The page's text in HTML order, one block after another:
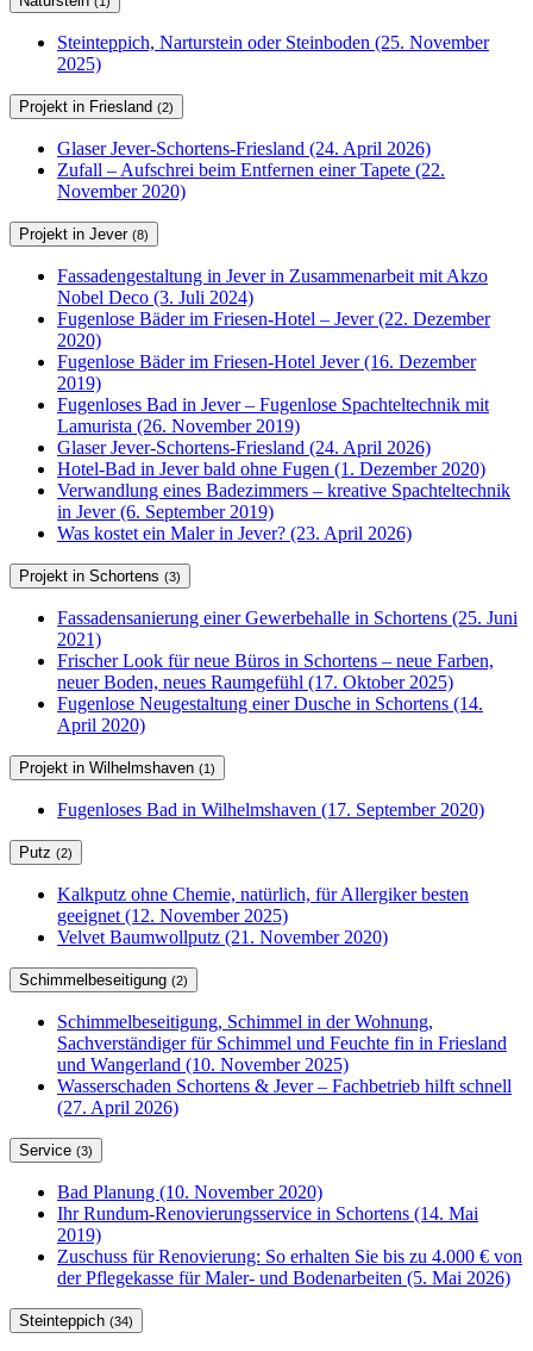
Steinteppich, Narturstein oder Steinboden (25. November
2025)
Projekt in Friesland (2)
Glaser Jever-Schortens-Friesland (24. April 2026)
Zufall – Aufschrei beim Entfernen einer Tapete (22.
November 2020)
Projekt in Jever (8)
Fassadengestaltung in Jever in Zusammenarbeit mit Akzo
Nobel Deco (3. Juli 2024)
Fugenlose Bäder im Friesen-Hotel – Jever (22. Dezember
2020)
Fugenlose Bäder im Friesen-Hotel Jever (16. Dezember
2019)
Fugenloses Bad in Jever – Fugenlose Spachteltechnik mit
Lamurista (26. November 2019)
Glaser Jever-Schortens-Friesland (24. April 2026)
Hotel-Bad in Jever bald ohne Fugen (1. Dezember 2020)
Verwandlung eines Badezimmers – kreative Spachteltechnik
in Jever (6. September 2019)
Was kostet ein Maler in Jever? (23. April 2026)
Projekt in Schortens (3)
Fassadensanierung einer Gewerbehalle in Schortens (25. Juni
2021)
Frischer Look für neue Büros in Schortens – neue Farben,
neuer Boden, neues Raumgefühl (17. Oktober 2025)
Fugenlose Neugestaltung einer Dusche in Schortens (14.
April 2020)
Projekt in Wilhelmshaven (1)
Fugenloses Bad in Wilhelmshaven (17. September 2020)
Putz (2)
Kalkputz ohne Chemie, natürlich, für Allergiker besten
geeignet (12. November 2025)
Velvet Baumwollputz (21. November 2020)
Schimmelbeseitigung (2)
Schimmelbeseitigung, Schimmel in der Wohnung,
Sachverständiger für Schimmel und Feuchte fin in Friesland
und Wangerland (10. November 2025)
Wasserschaden Schortens & Jever – Fachbetrieb hilft schnell
(27. April 2026)
Service (3)
Bad Planung (10. November 2020)
Ihr Rundum-Renovierungsservice in Schortens (14. Mai
2019)
Zuschuss für Renovierung: So erhalten Sie bis zu 4.000 € von
der Pflegekasse für Maler- und Bodenarbeiten (5. Mai 2026)
Steinteppich (34)